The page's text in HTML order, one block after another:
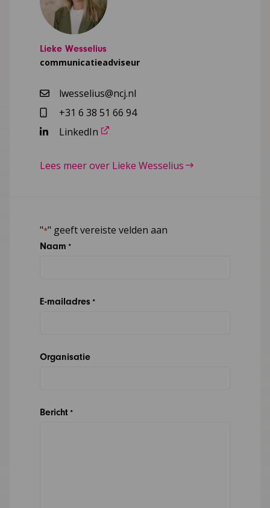
Lieke Wesselius
communicatieadviseur
lwesselius@ncj.nl
+31 6 38 51 66 94
LinkedIn
Lees meer over Lieke Wesselius
"*" geeft vereiste velden aan
Naam *
E-mailadres *
Organisatie
Bericht *